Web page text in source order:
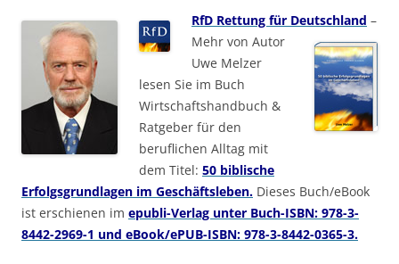
RfD Rettung für Deutschland –
Mehr von Autor
Uwe Melzer
lesen Sie im Buch
Wirtschaftshandbuch &
Ratgeber für den
beruflichen Alltag mit
dem Titel: 50 biblische
Erfolgsgrundlagen im Geschäftsleben. Dieses Buch/eBook
ist erschienen im epubli-Verlag unter Buch-ISBN: 978-3-
8442-2969-1 und eBook/ePUB-ISBN: 978-3-8442-0365-3.